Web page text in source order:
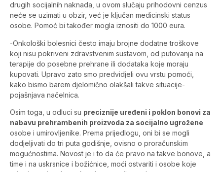
drugih socijalnih naknada, u ovom slučaju prihodovni cenzus
neće se uzimati u obzir, već je ključan medicinski status
osobe. Pomoć bi također mogla iznositi do 1000 eura.
-Onkološki bolesnici često imaju brojne dodatne troškove
koji nisu pokriveni zdravstvenim sustavom, od putovanja na
terapije do posebne prehrane ili dodataka koje moraju
kupovati. Upravo zato smo predvidjeli ovu vrstu pomoći,
kako bismo barem djelomično olakšali takve situacije-
pojašnjava načelnica.
Osim toga, u odluci su preciznije uređeni i poklon bonovi za
nabavu prehrambenih proizvoda za socijalno ugrožene
osobe i umirovljenike. Prema prijedlogu, oni bi se mogli
dodjeljivati do tri puta godišnje, ovisno o proračunskim
mogućnostima. Novost je i to da će pravo na takve bonove, a
time i na uskrsnice i božićnice, moći ostvariti i osobe koje